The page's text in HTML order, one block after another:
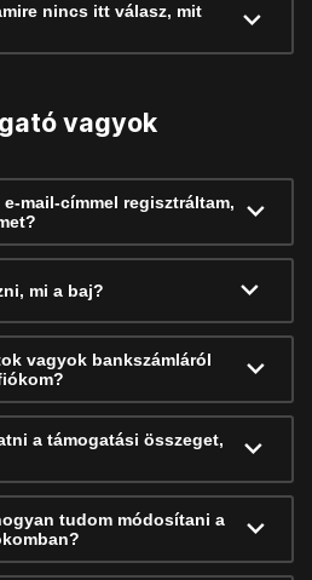
nincs itt válasz, mit
vagyok
mail-címmel regisztráltam,
mi a baj?
vagyok bankszámláról
a támogatási összeget,
tudom módosítani a